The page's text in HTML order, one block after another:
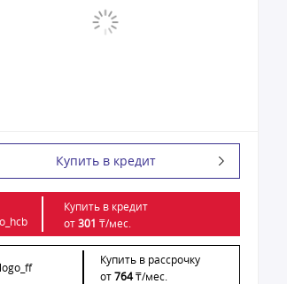
Купить в кредит
Купить в кредит
от301 ₸/мес.
Купить в рассрочку
от764₸/мес.